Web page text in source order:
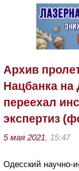
Архив
Нацбанка на
переехал
экспертиз
5 мая 2021, 15:47
Одесский научно-